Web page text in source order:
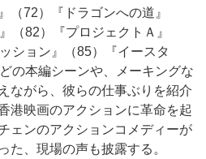
72）『ドラゴンへの道』
（82）『プロジェクトＡ』
ション』（85）『イースタ
の本編シーンや、メーキングな
ながら、彼らの仕事ぶりを紹介
港映画のアクションに革命を起
ェンのアクションコメディーが
た、現場の声も披露する。